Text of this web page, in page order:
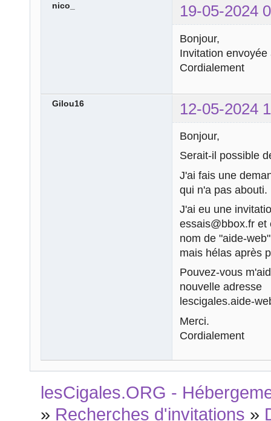
nico_ 19-05-2024
Bonjour,
Invitation
Cordialement
Gilou16 12-05-2024
Bonjour,
Serait-il possible
J'ai fais une
qui n'a pas abouti.
J'ai eu une
essais@bbox.fr et
nom de "aide-
mais hélas après
Pouvez-vous
nouvelle adresse
lescigales.aide-
Merci.
Cordialement
lesCigales.ORG -
» Recherches d'invitations »